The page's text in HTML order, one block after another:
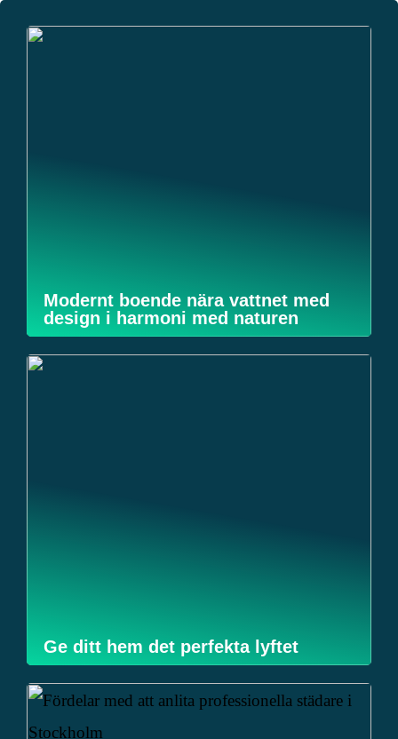
Modernt boende nära vattnet med
design i harmoni med naturen
Ge ditt hem det perfekta lyftet